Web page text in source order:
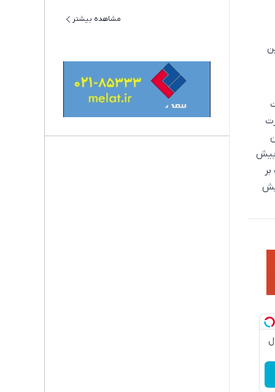
سبزی و صیفی ۳۰ تا ۵۰ درصد بیش
جلبک10سال
مشاهده بیشتر